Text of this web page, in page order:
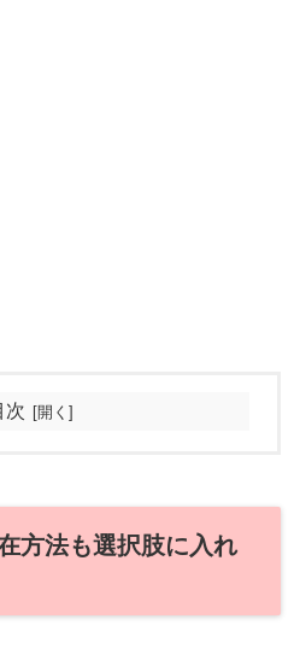
次
方法も選択肢に入れ